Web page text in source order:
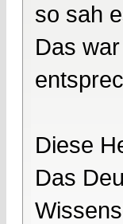
so sah
Das
Diese
Das